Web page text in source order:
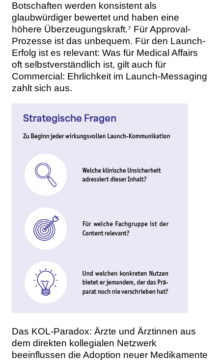
Botschaften werden konsistent als
glaubwürdiger bewertet und haben eine
höhere Überzeugungskraft.⁷ Für Approval-
Prozesse ist das unbequem. Für den Launch-
Erfolg ist es relevant: Was für Medical Affairs
oft selbstverständlich ist, gilt auch für
Commercial: Ehrlichkeit im Launch-Messaging
zahlt sich aus.
Das KOL-Paradox: Ärzte und Ärztinnen aus
dem direkten kollegialen Netzwerk
beeinflussen die Adoption neuer Medikamente